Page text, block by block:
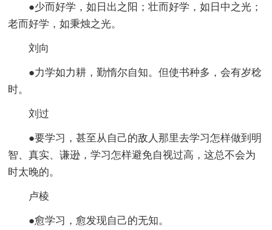
●少而好学，如日出之阳；壮而好学，如日中之光；
老而好学，如秉烛之光。
刘向
●力学如力耕，勤惰尔自知。但使书种多，会有岁稔
时。
刘过
●要学习，甚至从自己的敌人那里去学习怎样做到明
智、真实、谦逊，学习怎样避免自视过高，这总不会为
时太晚的。
卢棱
●愈学习，愈发现自己的无知。